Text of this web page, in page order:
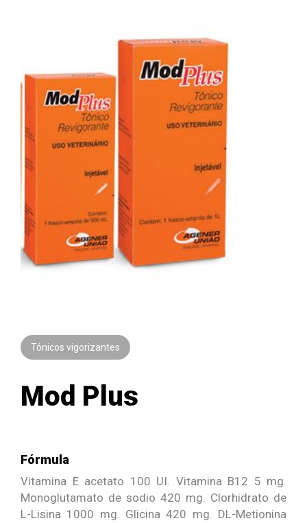
Tónicos vigorizantes
Mod Plus
Fórmula
Vitamina E acetato 100 UI. Vitamina B12 5 mg.
Monoglutamato de sodio 420 mg. Clorhidrato de
L-Lisina 1000 mg. Glicina 420 mg. DL-Metionina